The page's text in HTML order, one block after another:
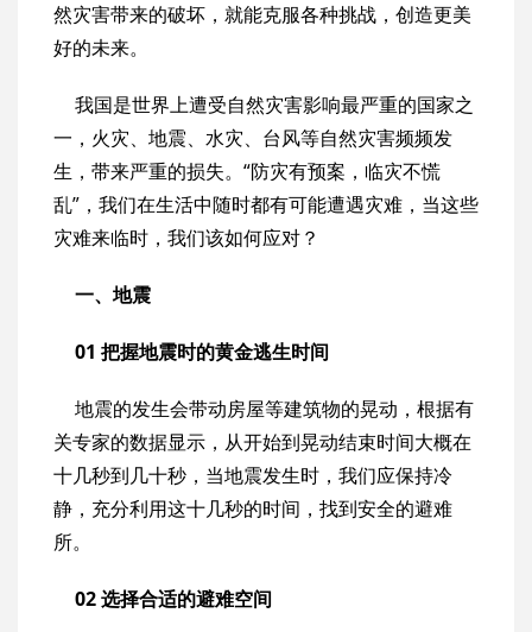
然灾害带来的破坏，就能克服各种挑战，创造更美
好的未来。
我国是世界上遭受自然灾害影响最严重的国家之
一，火灾、地震、水灾、台风等自然灾害频频发
生，带来严重的损失。“防灾有预案，临灾不慌
乱”，我们在生活中随时都有可能遭遇灾难，当这些
灾难来临时，我们该如何应对？
一、地震
01 把握地震时的黄金逃生时间
地震的发生会带动房屋等建筑物的晃动，根据有
关专家的数据显示，从开始到晃动结束时间大概在
十几秒到几十秒，当地震发生时，我们应保持冷
静，充分利用这十几秒的时间，找到安全的避难
所。
02 选择合适的避难空间